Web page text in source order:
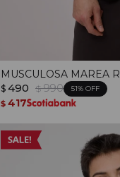
MUSCULOSA MAREA
$ 490 $ 990 51
$ 417